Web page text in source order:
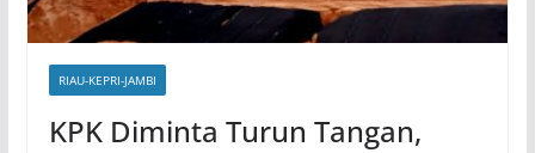
RIAU-KEPRI-JAMBI
KPK Diminta Turun Tangan,